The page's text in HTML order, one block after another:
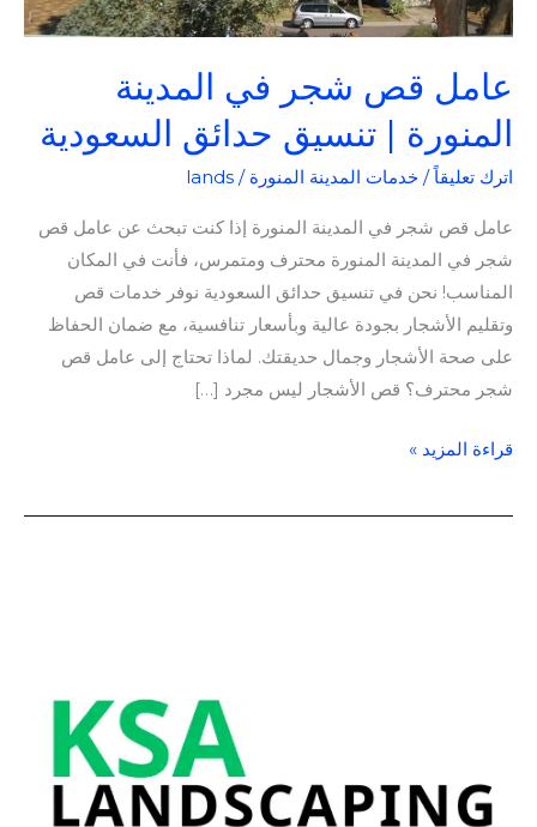
عامل قص شجر في المدينة
المنورة | تنسيق حدائق السعودية
اترك تعليقاً / خدمات المدينة المنورة /
lands
عامل قص شجر في المدينة المنورة إذا كنت تبحث عن عامل قص
شجر في المدينة المنورة محترف ومتمرس، فأنت في المكان
المناسب! نحن في تنسيق حدائق السعودية نوفر خدمات قص
وتقليم الأشجار بجودة عالية وبأسعار تنافسية، مع ضمان الحفاظ
على صحة الأشجار وجمال حديقتك. لماذا تحتاج إلى عامل قص
شجر محترف؟ قص الأشجار ليس مجرد […]
قراءة المزيد »